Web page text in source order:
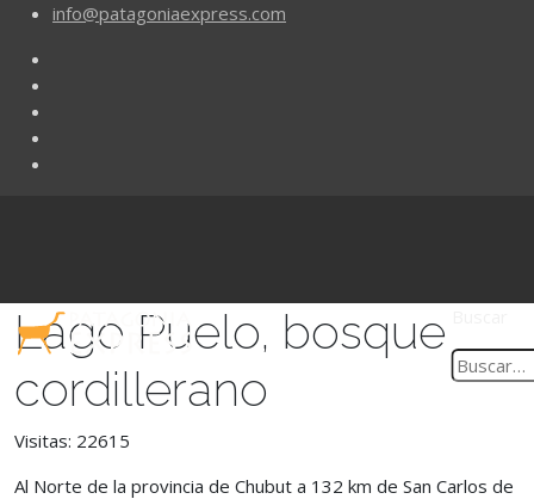
info@patagoniaexpress.com
Lago Puelo, bosque
cordillerano
Visitas: 22615
Al Norte de la provincia de Chubut a 132 km de San Carlos de